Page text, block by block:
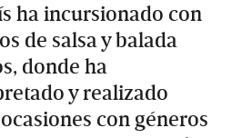
ha incursionado con
de salsa y balada
donde ha
y realizado
con géneros